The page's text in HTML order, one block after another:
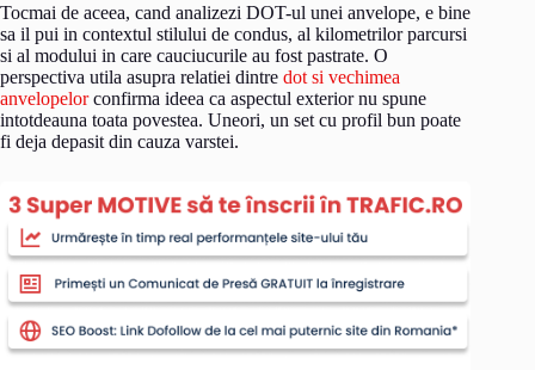
Tocmai de aceea, cand analizezi DOT-ul unei anvelope, e bine
sa il pui in contextul stilului de condus, al kilometrilor parcursi
si al modului in care cauciucurile au fost pastrate. O
perspectiva utila asupra relatiei dintre dot si vechimea
anvelopelorconfirma ideea ca aspectul exterior nu spune
intotdeauna toata povestea. Uneori, un set cu profil bun poate
fi deja depasit din cauza varstei.